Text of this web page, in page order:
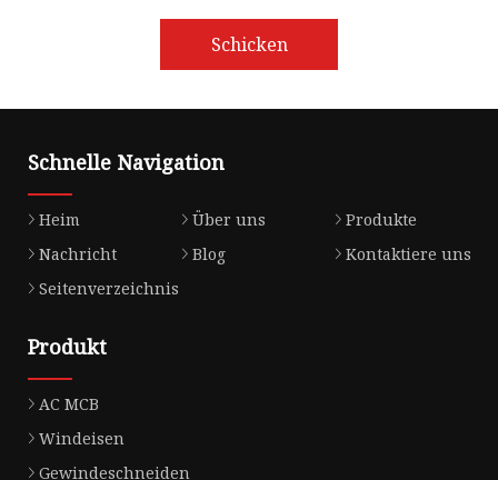
Schicken
Schnelle Navigation
Heim Über uns
Produkte
Nachricht
Blog
Kontaktiere uns
Seitenverzeichnis
Produkt
AC MCB
Windeisen
Gewindeschneiden